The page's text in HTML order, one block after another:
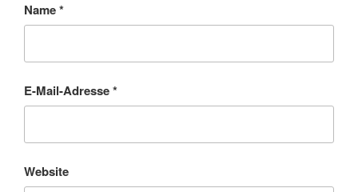
Name*
E-Mail-Adresse*
Website